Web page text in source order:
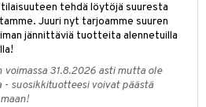
tehdä löytöjä suuresta
Juuri nyt tarjoamme suuren
jännittäviä tuotteita alennetuilla
voimassa 31.8.2026 asti mutta ole
- suosikkituotteesi voivat päästä